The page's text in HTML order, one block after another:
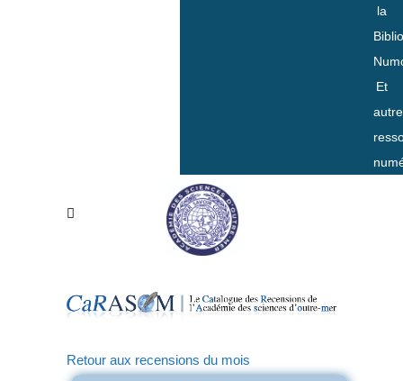
la
Et
Retour aux recensions du mois